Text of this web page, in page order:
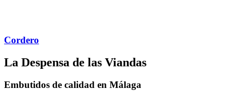
Cordero
La Despensa de las Viandas
Embutidos de calidad en Málaga